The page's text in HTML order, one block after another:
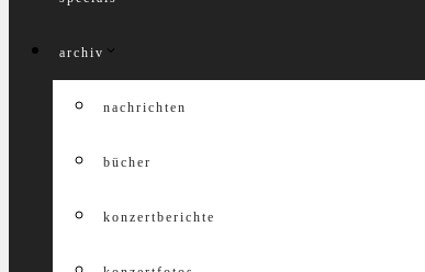
archiv
nachrichten
bücher
konzertberichte